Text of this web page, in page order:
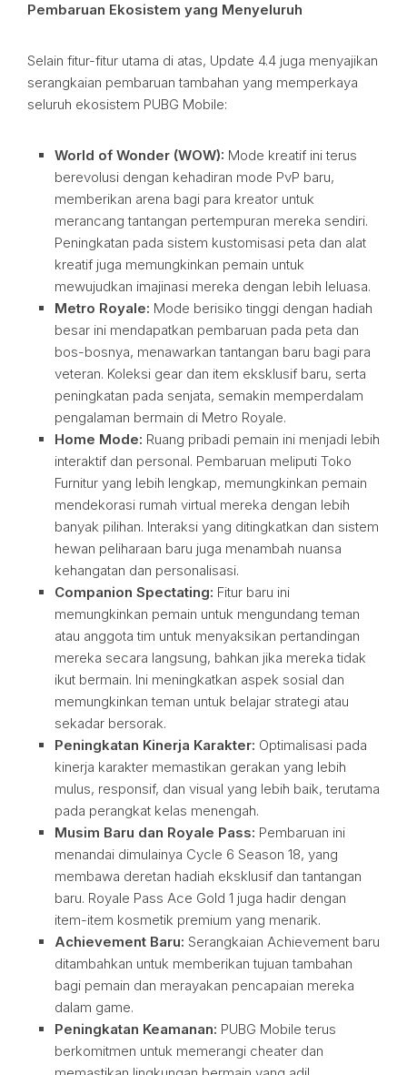
Pembaruan Ekosistem yang Menyeluruh
Selain fitur-fitur utama di atas, Update 4.4 juga menyajikan
serangkaian pembaruan tambahan yang memperkaya
seluruh ekosistem PUBG Mobile:
World of Wonder (WOW): Mode kreatif ini terus
berevolusi dengan kehadiran mode PvP baru,
memberikan arena bagi para kreator untuk
merancang tantangan pertempuran mereka sendiri.
Peningkatan pada sistem kustomisasi peta dan alat
kreatif juga memungkinkan pemain untuk
mewujudkan imajinasi mereka dengan lebih leluasa.
Metro Royale: Mode berisiko tinggi dengan hadiah
besar ini mendapatkan pembaruan pada peta dan
bos-bosnya, menawarkan tantangan baru bagi para
veteran. Koleksi gear dan item eksklusif baru, serta
peningkatan pada senjata, semakin memperdalam
pengalaman bermain di Metro Royale.
Home Mode: Ruang pribadi pemain ini menjadi lebih
interaktif dan personal. Pembaruan meliputi Toko
Furnitur yang lebih lengkap, memungkinkan pemain
mendekorasi rumah virtual mereka dengan lebih
banyak pilihan. Interaksi yang ditingkatkan dan sistem
hewan peliharaan baru juga menambah nuansa
kehangatan dan personalisasi.
Companion Spectating: Fitur baru ini
memungkinkan pemain untuk mengundang teman
atau anggota tim untuk menyaksikan pertandingan
mereka secara langsung, bahkan jika mereka tidak
ikut bermain. Ini meningkatkan aspek sosial dan
memungkinkan teman untuk belajar strategi atau
sekadar bersorak.
Peningkatan Kinerja Karakter: Optimalisasi pada
kinerja karakter memastikan gerakan yang lebih
mulus, responsif, dan visual yang lebih baik, terutama
pada perangkat kelas menengah.
Musim Baru dan Royale Pass: Pembaruan ini
menandai dimulainya Cycle 6 Season 18, yang
membawa deretan hadiah eksklusif dan tantangan
baru. Royale Pass Ace Gold 1 juga hadir dengan
item-item kosmetik premium yang menarik.
Achievement Baru: Serangkaian Achievement baru
ditambahkan untuk memberikan tujuan tambahan
bagi pemain dan merayakan pencapaian mereka
dalam game.
Peningkatan Keamanan: PUBG Mobile terus
berkomitmen untuk memerangi cheater dan